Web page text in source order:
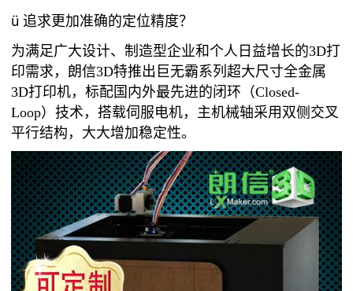
ü 追求更加准确的定位精度？
为满足广大设计、制造型企业和个人日益增长的3D打
印需求， 朗信3D特推出巨无霸系列超大尺寸全金属
3D打印机，标配国内外最先进的闭环（Closed-
Loop）技术，搭载伺服电机，主机械轴采用双侧交叉
平行结构，大大增加稳定性。